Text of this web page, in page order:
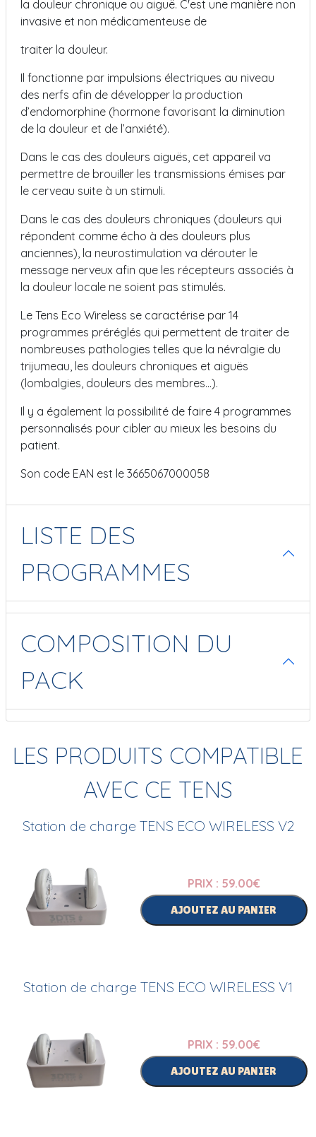
la douleur chronique ou aiguë. C'est une manière non
invasive et non médicamenteuse de
traiter la douleur.
Il fonctionne par impulsions électriques au niveau
des nerfs afin de développer la production
d’endomorphine (hormone favorisant la diminution
de la douleur et de l’anxiété).
Dans le cas des douleurs aiguës, cet appareil va
permettre de brouiller les transmissions émises par
le cerveau suite à un stimuli.
Dans le cas des douleurs chroniques (douleurs qui
répondent comme écho à des douleurs plus
anciennes), la neurostimulation va dérouter le
message nerveux afin que les récepteurs associés à
la douleur locale ne soient pas stimulés.
Le Tens Eco Wireless se caractérise par 14
programmes préréglés qui permettent de traiter de
nombreuses pathologies telles que la névralgie du
trijumeau, les douleurs chroniques et aiguës
(lombalgies, douleurs des membres…).
Il y a également la possibilité de faire 4 programmes
personnalisés pour cibler au mieux les besoins du
patient.
Son code EAN est le 3665067000058
LISTE DES
PROGRAMMES
COMPOSITION DU
PACK
LES PRODUITS COMPATIBLE
AVEC CE TENS
Station de charge TENS ECO WIRELESS V2
PRIX : 59.00€
AJOUTEZ AU PANIER
Station de charge TENS ECO WIRELESS V1
PRIX : 59.00€
AJOUTEZ AU PANIER